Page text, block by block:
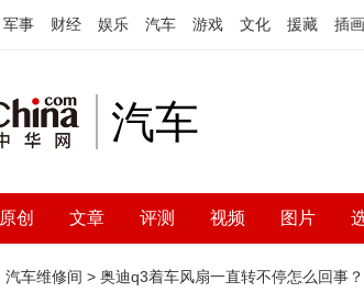
军事 财经 娱乐 汽车 游戏 文化 援藏 插画
汽车
原创 文章 评测 视频 图片
汽车维修间 > 奥迪q3着车风扇一直转不停怎么回事？